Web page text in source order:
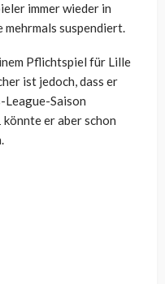
immer wieder in
mehrmals suspendiert.
Pflichtspiel für Lille
ist jedoch, dass er
League-Saison
er aber schon